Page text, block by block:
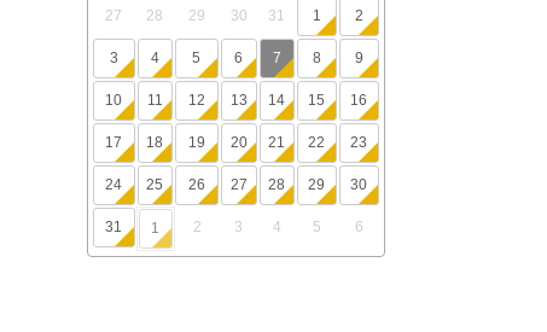
27 28 29 30 31 1 2
3 4 5 6 7 8 9
10 11 12 13 14 15 16
17 18 19 20 21 22 23
24 25 26 27 28 29 30
31 1 2 3 4 5 6